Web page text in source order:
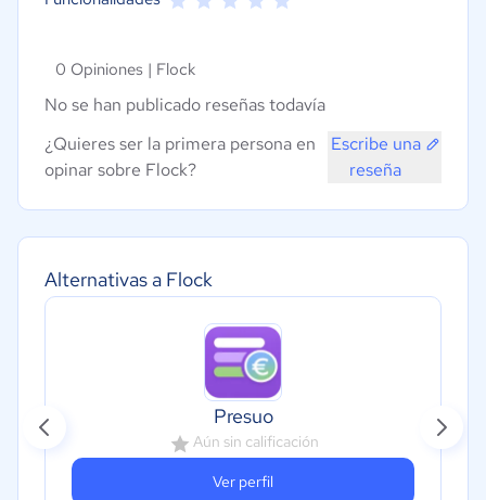
Alternativas a Flock
Presuo
Aún sin calificación
Ver perfil
0 Opiniones | Flock
No se han publicado reseñas todavía
¿Quieres ser la primera persona en
opinar sobre Flock?
Escribe una
reseña